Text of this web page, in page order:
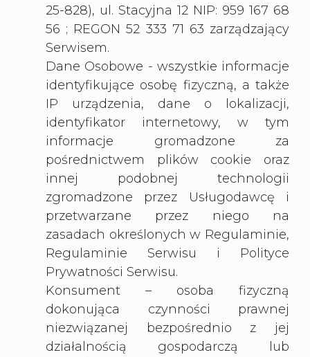
25-828), ul. Stacyjna 12 NIP: 959 167 68
56 ; REGON 52 333 71 63 zarządzający
Serwisem.
Dane Osobowe - wszystkie informacje
identyfikujące osobę fizyczną, a także
IP urządzenia, dane o lokalizacji,
identyfikator internetowy, w tym
informacje gromadzone za
pośrednictwem plików cookie oraz
innej podobnej technologii
zgromadzone przez Usługodawcę i
przetwarzane przez niego na
zasadach określonych w Regulaminie,
Regulaminie Serwisu i Polityce
Prywatności Serwisu.
Konsument – osoba fizyczną
dokonująca czynności prawnej
niezwiązanej bezpośrednio z jej
działalnością gospodarczą lub